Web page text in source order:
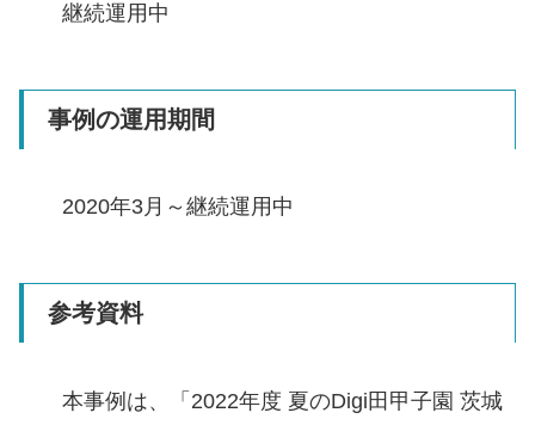
継続運用中
事例の運用期間
2020年3月～継続運用中
参考資料
本事例は、「2022年度 夏のDigi田甲子園 茨城